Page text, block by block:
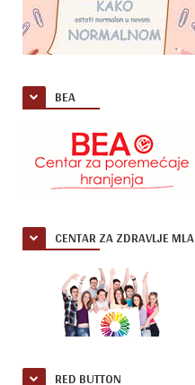
BEA
CENTAR ZA ZDRAVLJE
RED BUTTON